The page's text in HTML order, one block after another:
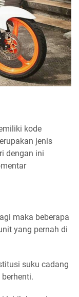
kode
jenis
dengan ini
maka beberapa
yang pernah di
suku cadang